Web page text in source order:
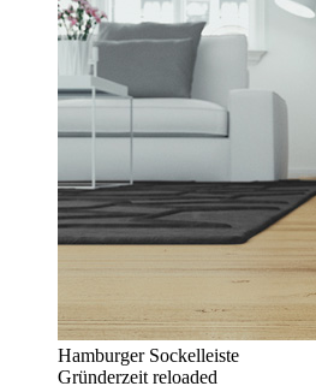
Hamburger Sockelleiste
Gründerzeit reloaded